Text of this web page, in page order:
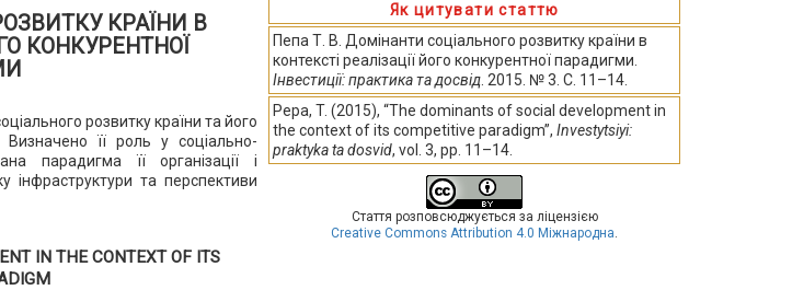
КРАЇНИ В
КОНКУРЕНТНОЇ
розвитку країни та його
Визначено її роль у соціально-
парадигма її організації і
інфраструктури та перспективи
IN THE CONTEXT OF ITS
Як цитувати статтю
Пепа Т. В. Домінанти соціального розвитку країни в
контексті реалізації його конкурентної парадигми.
Інвестиції: практика та досвід. 2015. № 3. С. 11–14.
Pepa, T. (2015), “The dominants of social development in
the context of its competitive paradigm”, Investytsiyi:
praktyka ta dosvid, vol. 3, pp. 11–14.
Стаття розповсюджується за ліцензією
Creative Commons Attribution 4.0 Міжнародна.